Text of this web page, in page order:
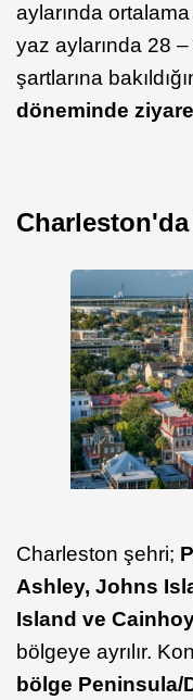
aylarında
yaz aylarında 28
şartlarına
döneminde
Charleston'da
Charleston şehri;
Ashley, Johns
Island ve
bölgeye ayrılır.
bölge Peninsula/